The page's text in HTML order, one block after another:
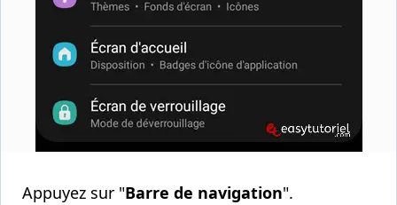
Appuyez sur "Barre de navigation".